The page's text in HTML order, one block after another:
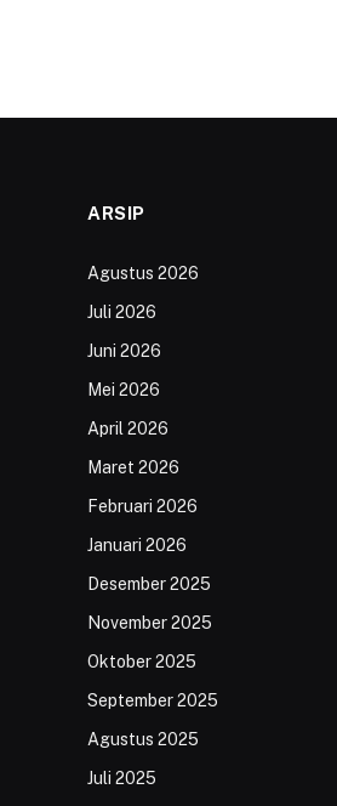
ARSIP
Agustus 2026
Juli 2026
Juni 2026
Mei 2026
April 2026
Maret 2026
Februari 2026
Januari 2026
Desember 2025
November 2025
Oktober 2025
September 2025
Agustus 2025
Juli 2025